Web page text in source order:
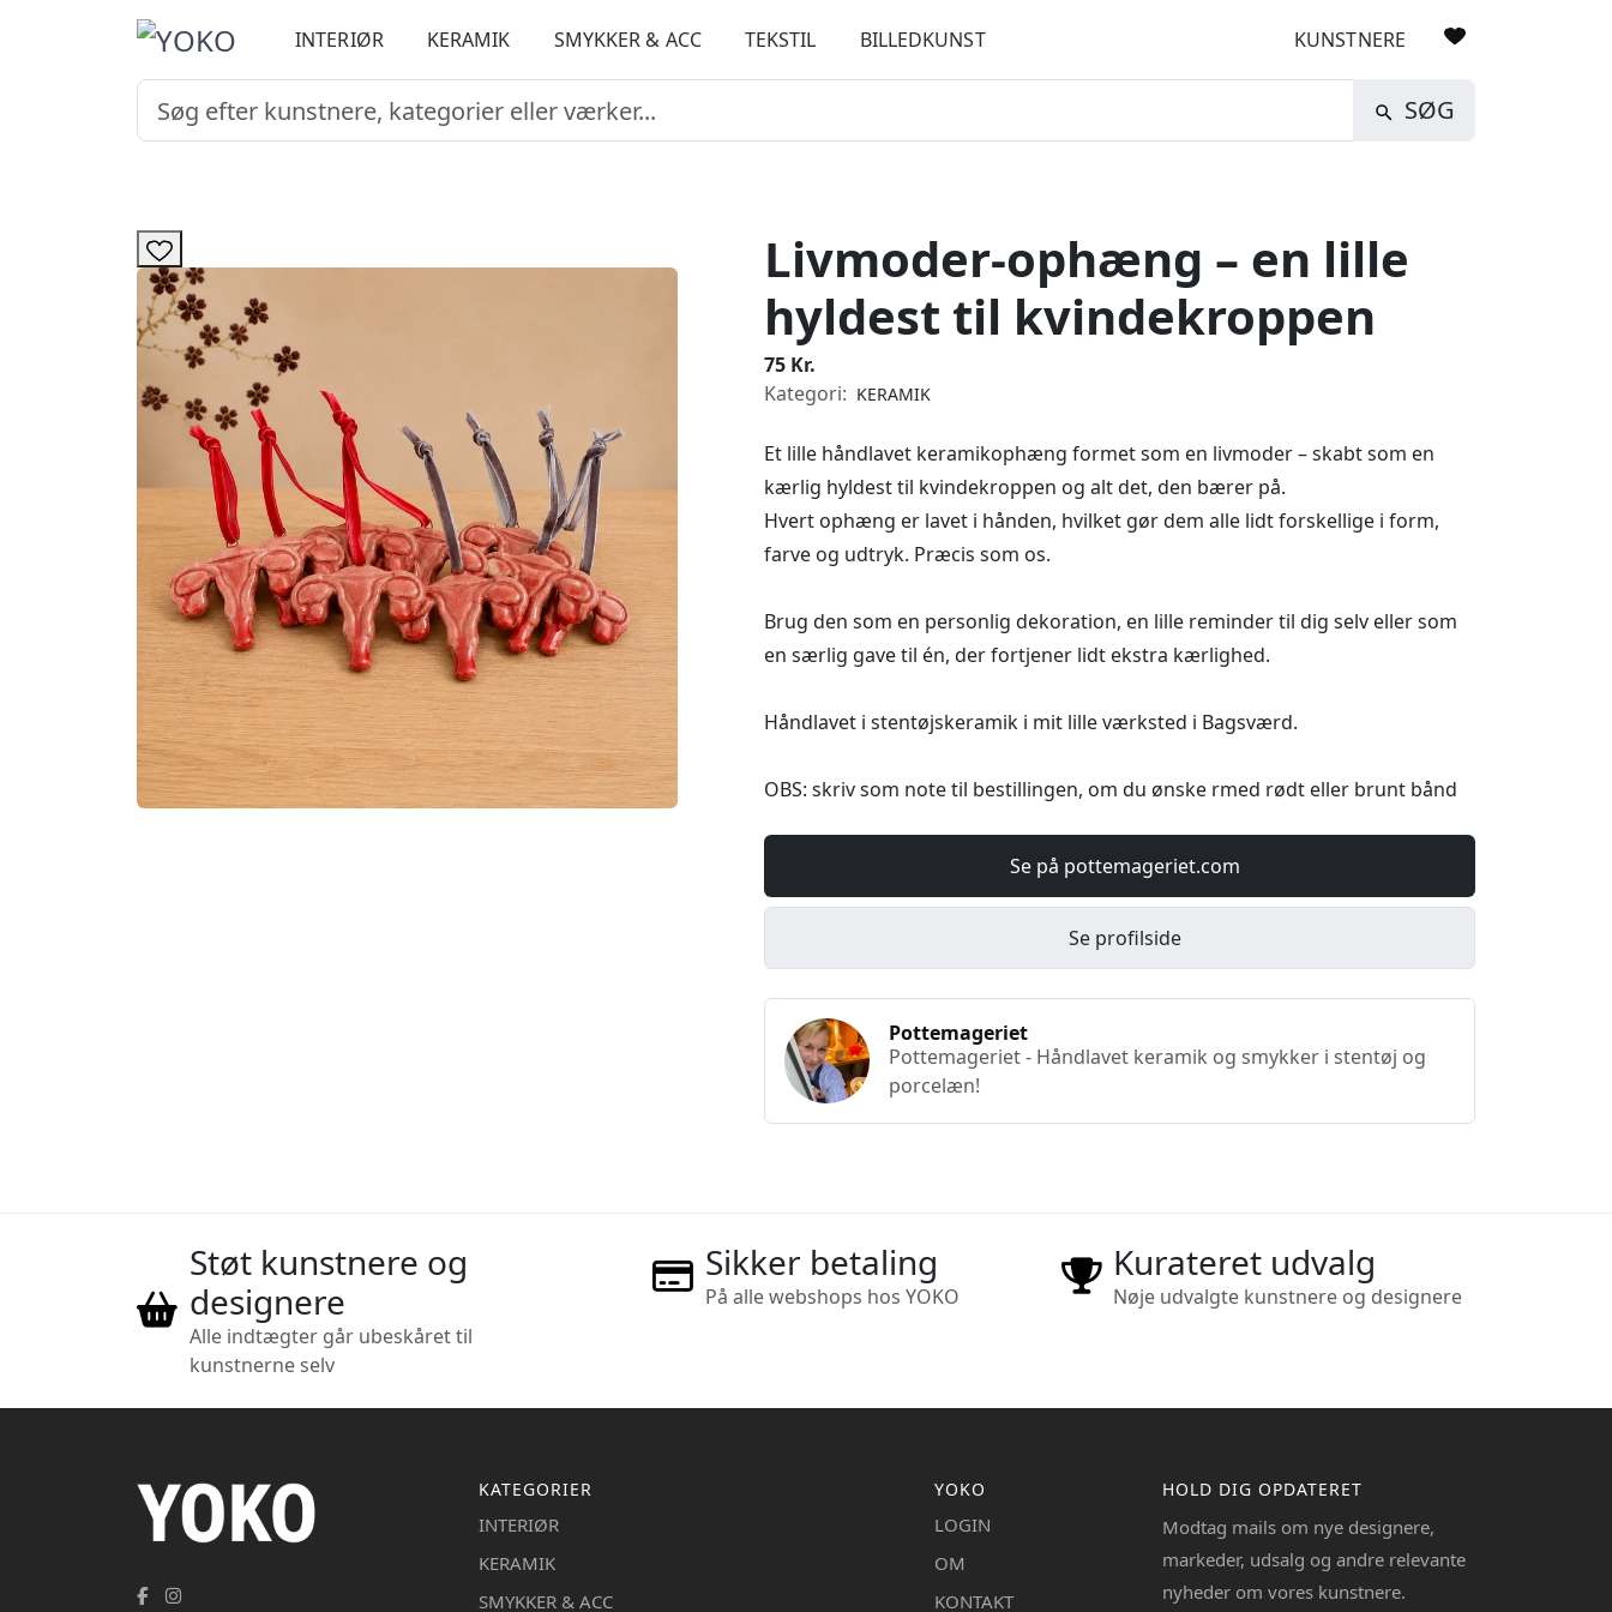
INTERIØR KERAMIK SMYKKER & ACC TEKSTIL BILLEDKUNST KUNSTNERE
SØG
Livmoder-ophæng – en lille
hyldest til kvindekroppen
75 Kr.
Kategori: KERAMIK
Et lille håndlavet keramikophæng formet som en livmoder – skabt som en
kærlig hyldest til kvindekroppen og alt det, den bærer på.
Hvert ophæng er lavet i hånden, hvilket gør dem alle lidt forskellige i form,
farve og udtryk. Præcis som os.
Brug den som en personlig dekoration, en lille reminder til dig selv eller som
en særlig gave til én, der fortjener lidt ekstra kærlighed.
Håndlavet i stentøjskeramik i mit lille værksted i Bagsværd.
OBS: skriv som note til bestillingen, om du ønske rmed rødt eller brunt bånd
Se på pottemageriet.com
Se profilside
Pottemageriet
Pottemageriet - Håndlavet keramik og smykker i stentøj og
porcelæn!
Støt kunstnere og
designere
Alle indtægter går ubeskåret til
kunstnerne selv
Sikker betaling
På alle webshops hos YOKO
Kurateret udvalg
Nøje udvalgte kunstnere og designere
KATEGORIER
INTERIØR
KERAMIK
SMYKKER & ACC
YOKO
LOGIN
OM
KONTAKT
HOLD DIG OPDATERET
Modtag mails om nye designere,
markeder, udsalg og andre relevante
nyheder om vores kunstnere.